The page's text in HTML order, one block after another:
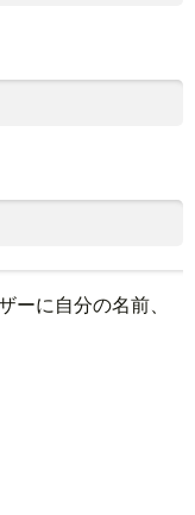
ーに自分の名前、